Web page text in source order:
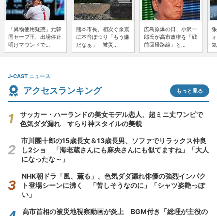
「異物使用疑惑」元韓
国セーブ王、出場停止
明けマウンドで...
熊本市長、相次ぐ余震
に本音ぽつり「もう嫌
だなぁ」 被災...
広島原爆の日、小沢一
郎氏が高市政権を「戦
前回帰路線」と...
J-CAST ニュース
アクセスランキング もっと見る
サッカー・ハーランドの美女モデル恋人、超ミニ丈ワンピで
色気ダダ漏れ すらり神スタイルの美貌
市川團十郎の15歳長女＆13歳長男、ソファでリラックス仲良
し2ショ 「海老蔵さんにも麻央さんにも似てますね」「大人
になったな～」
NHK朝ドラ「風、薫る」、色気ダダ漏れ俳優の強烈インパク
ト登場シーンに沸く 「苦しそうなのに」「シャツ姿艶っぽ
い」
高市首相の被災地視察動画が炎上 BGM付き「総理が主役の